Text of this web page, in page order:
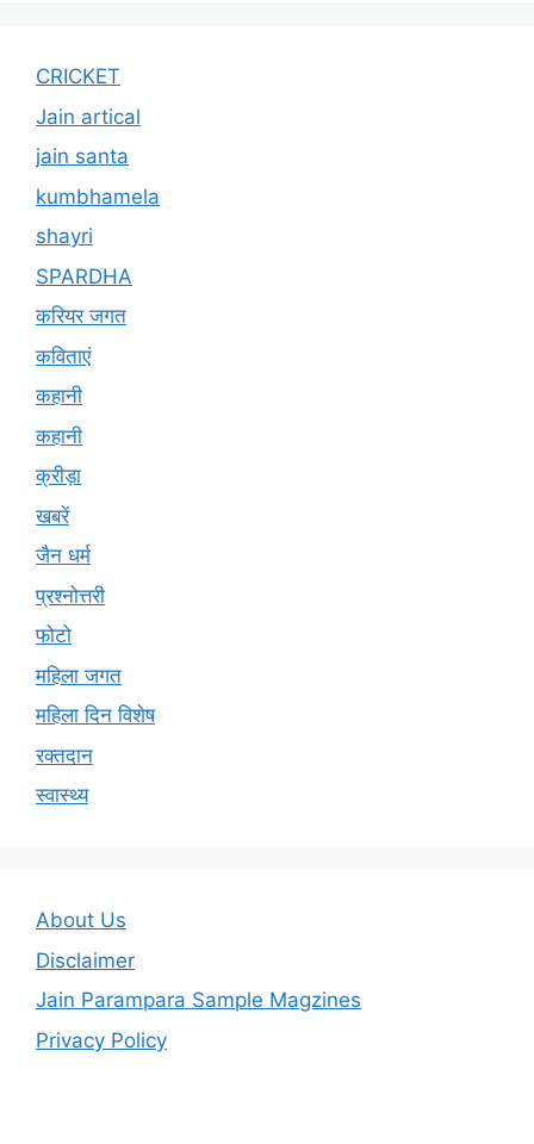
CRICKET
Jain artical
jain santa
kumbhamela
shayri
SPARDHA
करियर जगत
कविताएं
कहानी
कहानी
क्रीड़ा
खबरें
जैन धर्म
प्रश्नोत्तरी
फोटो
महिला जगत
महिला दिन विशेष
रक्तदान
स्वास्थ्य
About Us
Disclaimer
Jain Parampara Sample Magzines
Privacy Policy